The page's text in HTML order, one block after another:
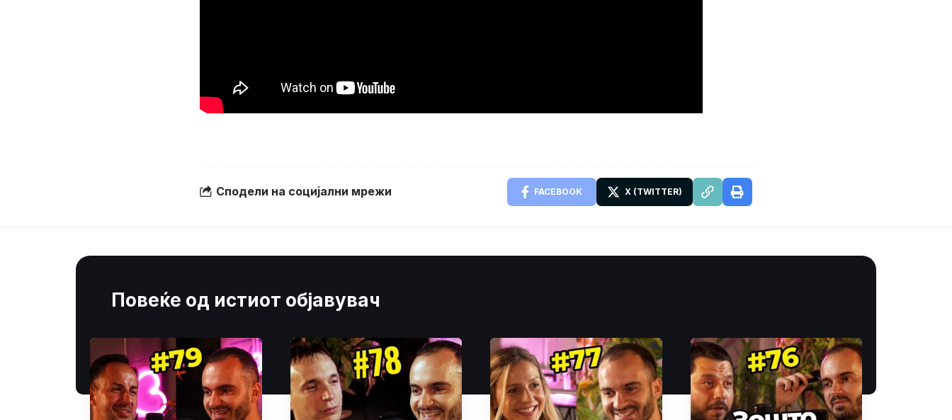
Сподели на социјални мрежи FACEBOOK X (TWITTER)
Повеќе од истиот објавувач